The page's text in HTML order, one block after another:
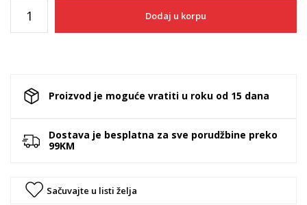
Dodaj u korpu
Proizvod je moguće vratiti u roku od 15 dana
Dostava je besplatna za sve porudžbine preko
99KM
Sačuvajte u listi želja